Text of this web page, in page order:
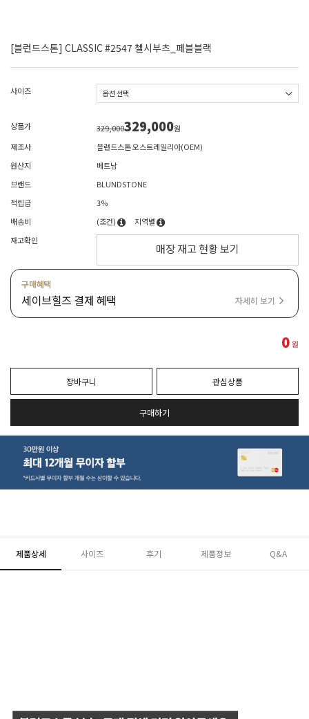
[블런드스톤] CLASSIC #2547 첼시부츠_페블블랙
사이즈
상품가 329,000329,000원
제조사
블런드스톤 오스트레일리아(OEM)
원산지
베트남
브랜드
BLUNDSTONE
적립금
3%
배송비
(조건)
지역별
재고확인
매장 재고 현황 보기
구매혜택
세이브힐즈 결제 혜택 자세히 보기
0원
장바구니 관심상품
구매하기
제품상세 사이즈 후기 제품정보 Q&A